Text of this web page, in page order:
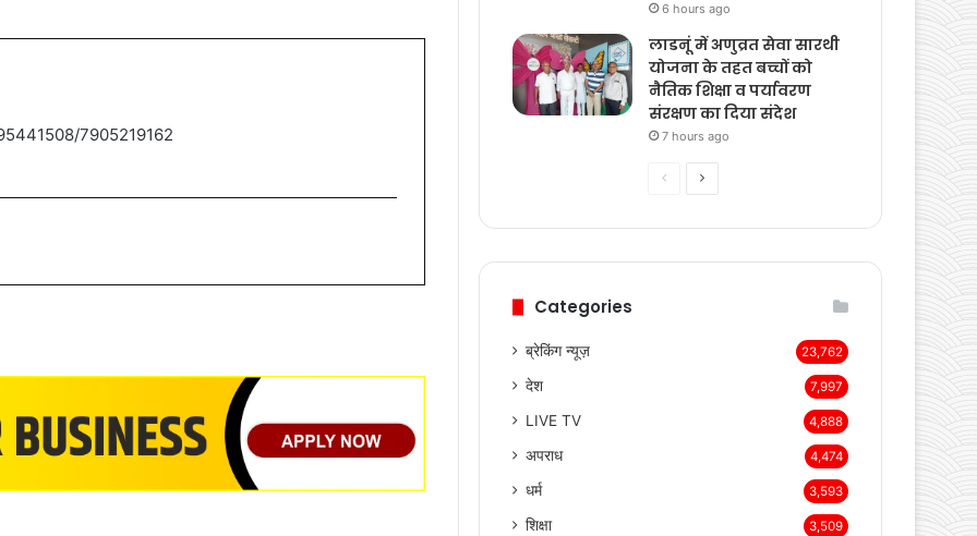
7905219162
6 hours ago
लाडनूं में अणुव्रत सेवा सारथी
योजना के तहत बच्चों को
नैतिक शिक्षा व पर्यावरण
संरक्षण का दिया संदेश
7 hours ago
PreviousNext
Categories
ब्रेकिंग न्यूज़ 23,762
देश 7,997
LIVE TV 4,888
अपराध 4,474
धर्म 3,593
शिक्षा 3,509